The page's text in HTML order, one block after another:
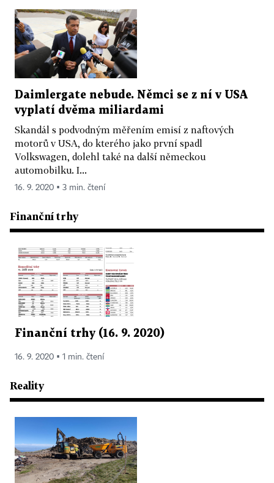
Daimlergate nebude. Němci se z ní v USA
vyplatí dvěma miliardami
Skandál s podvodným měřením emisí z naftových
motorů v USA, do kterého jako první spadl
Volkswagen, dolehl také na další německou
automobilku. I...
16. 9. 2020 ▪ 3 min. čtení
Finanční trhy
Finanční trhy (16. 9. 2020)
16. 9. 2020 ▪ 1 min. čtení
Reality